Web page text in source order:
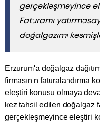
gerçekleşmeyince
Faturamı
doğalgazımı
Erzurum'a doğalgaz
firmasının faturalandırma
eleştiri konusu olmaya
kez tahsil edilen doğalgaz
gerçekleşmeyince eleştiri